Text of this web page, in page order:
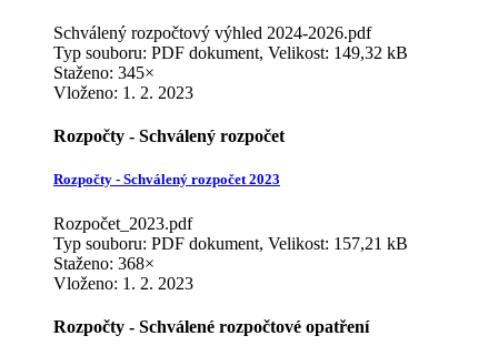
Schválený rozpočtový výhled 2024-2026.pdf
Typ souboru: PDF dokument, Velikost: 149,32 kB
Staženo: 345×
Vloženo: 1. 2. 2023
Rozpočty - Schválený rozpočet
Rozpočty - Schválený rozpočet 2023
Rozpočet_2023.pdf
Typ souboru: PDF dokument, Velikost: 157,21 kB
Staženo: 368×
Vloženo: 1. 2. 2023
Rozpočty - Schválené rozpočtové opatření